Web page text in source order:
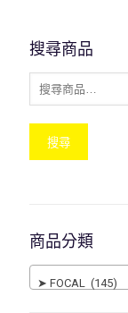
搜尋商品
搜尋
商品分類
➤ FOCAL (145)